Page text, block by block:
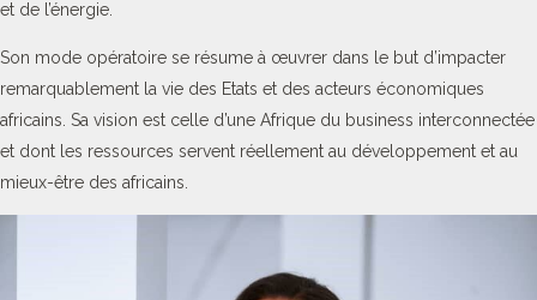
et de l’énergie.
Son mode opératoire se résume à œuvrer dans le but d’impacter
remarquablement la vie des Etats et des acteurs économiques
africains. Sa vision est celle d’une Afrique du business interconnectée
et dont les ressources servent réellement au développement et au
mieux-être des africains.